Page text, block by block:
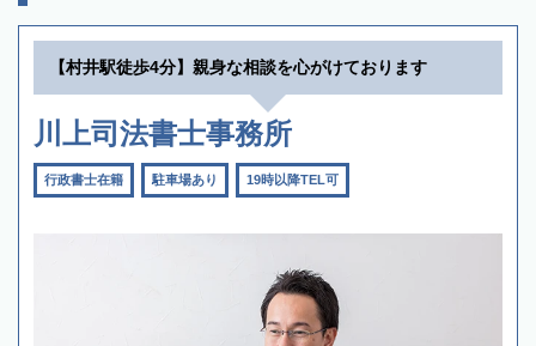
【村井駅徒歩4分】親身な相談を心がけております
川上司法書士事務所
行政書士在籍 駐車場あり 19時以降TEL可